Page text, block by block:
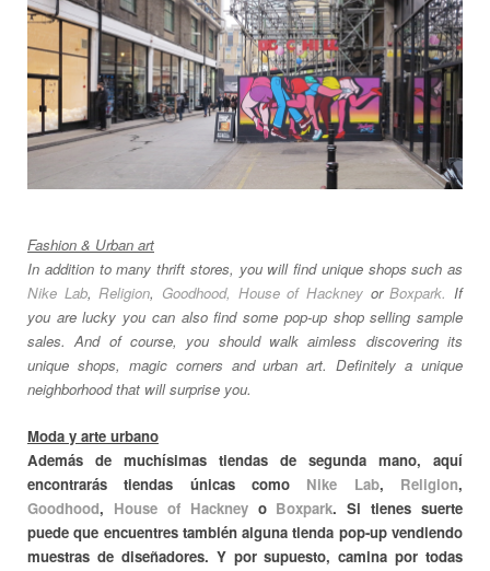
Fashion & Urban art
In addition to many thrift stores, you will find unique shops such as
Nike Lab,Religion, Goodhood, House of Hackney orBoxpark. If
you are lucky you can also find some pop-up shop selling sample
sales.And of course, you should walk aimless discovering its
unique shops, magic corners and urban art.Definitely a unique
neighborhood that will surprise you.
Moda y arte urbano
Además de muchísimas tiendas de segunda mano, aquí
encontrarás tiendas únicas como Nike Lab, Religion,
Goodhood, House of Hackneyo Boxpark. Si tienes suerte
puede que encuentres también alguna tienda pop-up vendiendo
muestras de diseñadores. Y por supuesto, camina por todas